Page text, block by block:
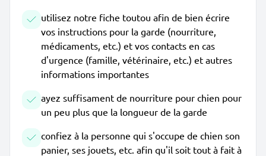
utilisez notre fiche toutou afin de bien écrire
vos instructions pour la garde (nourriture,
médicaments, etc.) et vos contacts en cas
d'urgence (famille, vétérinaire, etc.) et autres
informations importantes
ayez suffisament de nourriture pour chien pour
un peu plus que la longueur de la garde
confiez à la personne qui s'occupe de chien son
panier, ses jouets, etc. afin qu'il soit tout à fait à